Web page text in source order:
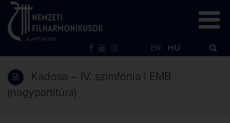
EN HU
Kadosa – IV. szimfónia | EMB
(nagypartitúra)